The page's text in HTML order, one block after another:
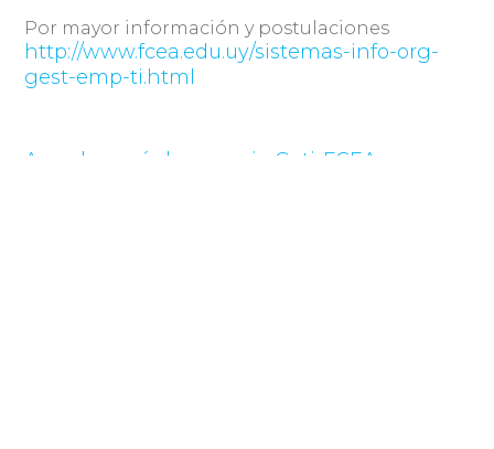
Por mayor información y postulaciones
http://www.fcea.edu.uy/sistemas-info-org-
gest-emp-ti.html
Acceda aquí al convenio Cuti-FCEA